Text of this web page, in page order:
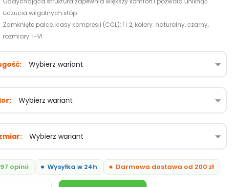
uczucia wilgotnych stóp​.
Zamknięte palce, klasy kompresji (CCL): 1 i 2, kolory: naturalny, czarny,
rozmiary: I-VI
opinii Wysyłka w 24h Darmowa dostawa od 200 zł